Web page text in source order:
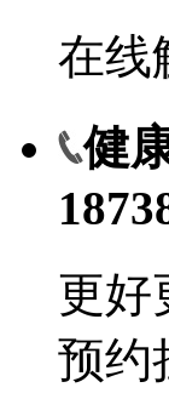
在线
健
更好
预约